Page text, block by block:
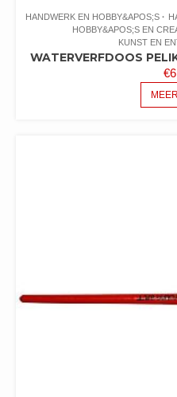
HANDWERK EN HOBBY&APOS;S
HOBBY&APOS;S EN
KUNST EN
WATERVERFDOOS
€